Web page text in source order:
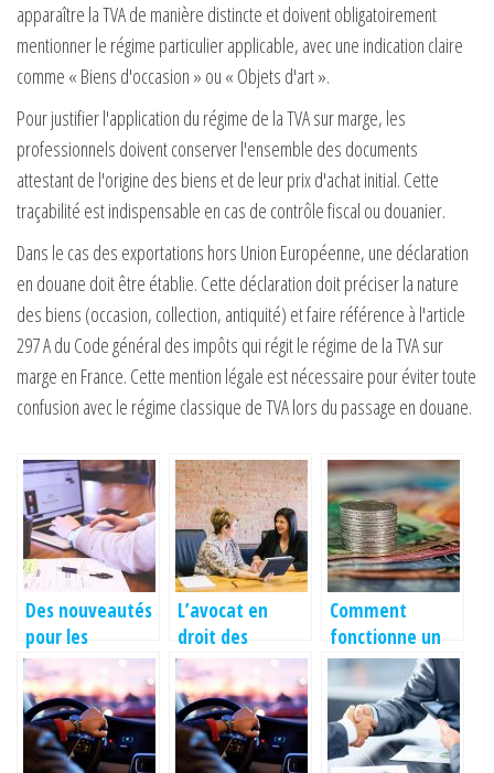
apparaître la TVA de manière distincte et doivent obligatoirement
mentionner le régime particulier applicable, avec une indication claire
comme « Biens d'occasion » ou « Objets d'art ».
Pour justifier l'application du régime de la TVA sur marge, les
professionnels doivent conserver l'ensemble des documents
attestant de l'origine des biens et de leur prix d'achat initial. Cette
traçabilité est indispensable en cas de contrôle fiscal ou douanier.
Dans le cas des exportations hors Union Européenne, une déclaration
en douane doit être établie. Cette déclaration doit préciser la nature
des biens (occasion, collection, antiquité) et faire référence à l'article
297 A du Code général des impôts qui régit le régime de la TVA sur
marge en France. Cette mention légale est nécessaire pour éviter toute
confusion avec le régime classique de TVA lors du passage en douane.
Des nouveautés
pour les
annonces
légales avec la
loi PACTE
L’avocat en
droit des
affaires pour
votre entreprise
Comment
fonctionne un
recouvrement
de créance ?